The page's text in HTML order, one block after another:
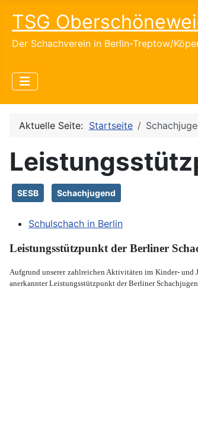
TSG
Der Schachverein in Berlin-Treptow/
Aktuelle Seite: Startseite
SESB Schachjugend
Schulschach in Berlin
Leistungsstützpunkt der Berliner
Aufgrund unserer zahlreichen Aktivitäten im Kinder- und
anerkannter Leistungsstützpunkt der Berliner